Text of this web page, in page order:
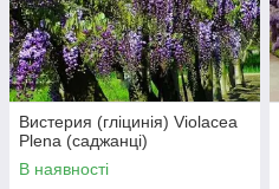
Вистерия (гліцинія) Violacea
Plena (саджанці)
В наявності